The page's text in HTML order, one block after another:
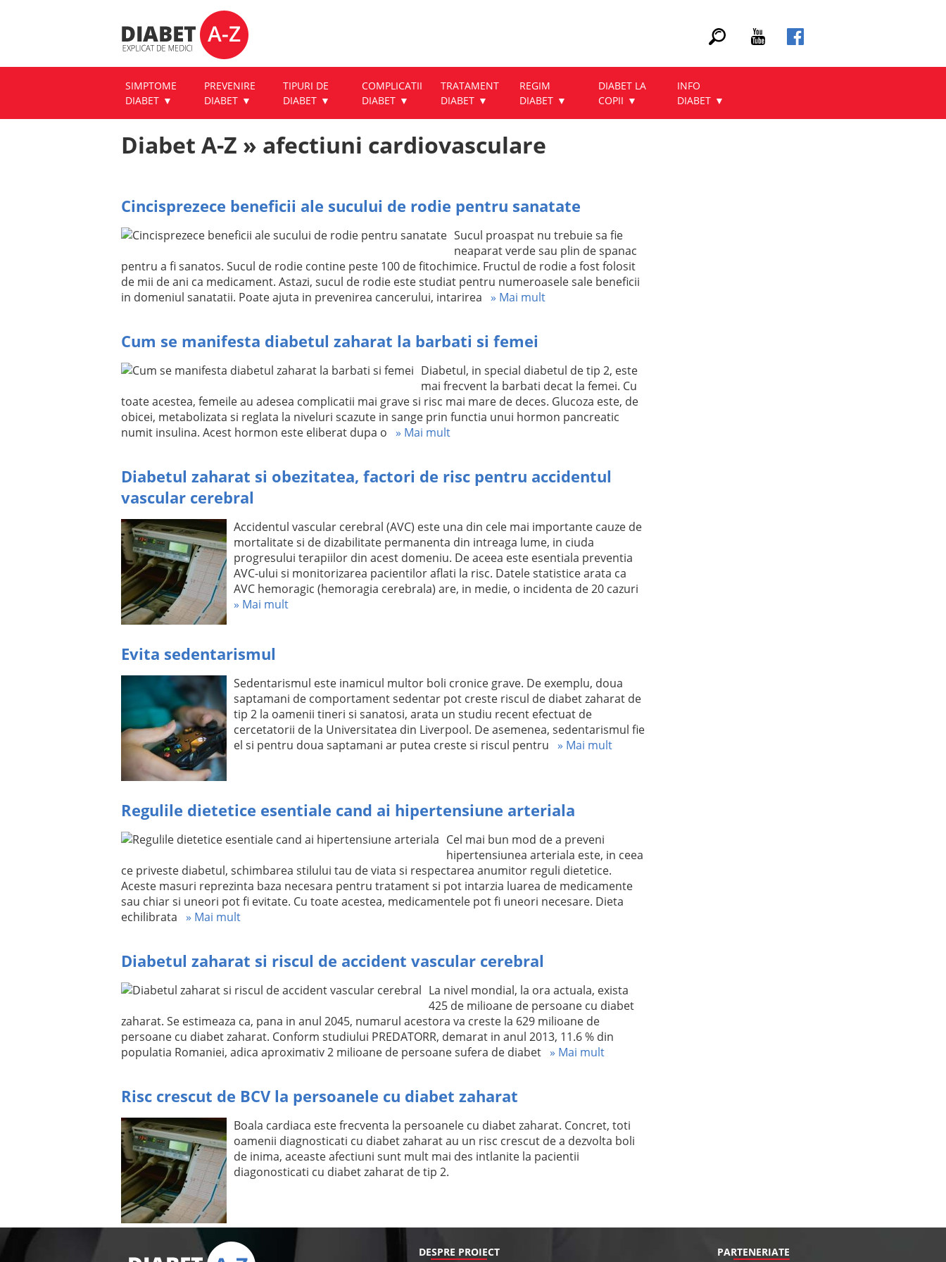
SIMPTOME
DIABET
PREVENIRE
DIABET
TIPURI DE
DIABET
COMPLICATII
DIABET
TRATAMENT
DIABET
REGIM
DIABET
DIABET LA
COPII
INFO
DIABET
Diabet A-Z » afectiuni cardiovasculare
Cincisprezece beneficii ale sucului de rodie pentru sanatate
Sucul proaspat nu trebuie sa fie
neaparat verde sau plin de spanac
pentru a fi sanatos. Sucul de rodie contine peste 100 de fitochimice. Fructul de rodie a fost folosit
de mii de ani ca medicament. Astazi, sucul de rodie este studiat pentru numeroasele sale beneficii
in domeniul sanatatii. Poate ajuta in prevenirea cancerului, intarirea » Mai mult
Cum se manifesta diabetul zaharat la barbati si femei
Diabetul, in special diabetul de tip 2, este
mai frecvent la barbati decat la femei. Cu
toate acestea, femeile au adesea complicatii mai grave si risc mai mare de deces. Glucoza este, de
obicei, metabolizata si reglata la niveluri scazute in sange prin functia unui hormon pancreatic
numit insulina. Acest hormon este eliberat dupa o » Mai mult
Diabetul zaharat si obezitatea, factori de risc pentru accidentul
vascular cerebral
Accidentul vascular cerebral (AVC) este una din cele mai importante cauze de
mortalitate si de dizabilitate permanenta din intreaga lume, in ciuda
progresului terapiilor din acest domeniu. De aceea este esentiala preventia
AVC-ului si monitorizarea pacientilor aflati la risc. Datele statistice arata ca
AVC hemoragic (hemoragia cerebrala) are, in medie, o incidenta de 20 cazuri
» Mai mult
Evita sedentarismul
Sedentarismul este inamicul multor boli cronice grave. De exemplu, doua
saptamani de comportament sedentar pot creste riscul de diabet zaharat de
tip 2 la oamenii tineri si sanatosi, arata un studiu recent efectuat de
cercetatorii de la Universitatea din Liverpool. De asemenea, sedentarismul fie
el si pentru doua saptamani ar putea creste si riscul pentru » Mai mult
Regulile dietetice esentiale cand ai hipertensiune arteriala
Cel mai bun mod de a preveni
hipertensiunea arteriala este, in ceea
ce priveste diabetul, schimbarea stilului tau de viata si respectarea anumitor reguli dietetice.
Aceste masuri reprezinta baza necesara pentru tratament si pot intarzia luarea de medicamente
sau chiar si uneori pot fi evitate. Cu toate acestea, medicamentele pot fi uneori necesare. Dieta
echilibrata » Mai mult
Diabetul zaharat si riscul de accident vascular cerebral
La nivel mondial, la ora actuala, exista
425 de milioane de persoane cu diabet
zaharat. Se estimeaza ca, pana in anul 2045, numarul acestora va creste la 629 milioane de
persoane cu diabet zaharat. Conform studiului PREDATORR, demarat in anul 2013, 11.6 % din
populatia Romaniei, adica aproximativ 2 milioane de persoane sufera de diabet » Mai mult
Risc crescut de BCV la persoanele cu diabet zaharat
Boala cardiaca este frecventa la persoanele cu diabet zaharat. Concret, toti
oamenii diagnosticati cu diabet zaharat au un risc crescut de a dezvolta boli
de inima, aceaste afectiuni sunt mult mai des intlanite la pacientii
diagonosticati cu diabet zaharat de tip 2.
DESPRE PROIECT PARTENERIATE